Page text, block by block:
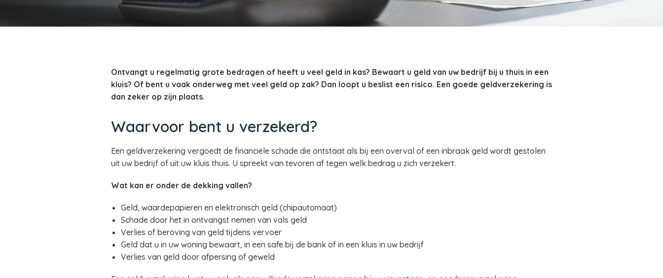
Ontvangt u regelmatig grote bedragen of heeft u veel geld in kas? Bewaart u geld van uw bedrijf bij u thuis in een
kluis? Of bent u vaak onderweg met veel geld op zak? Dan loopt u beslist een risico. Een goede geldverzekering is
dan zeker op zijn plaats.
Waarvoor bent u verzekerd?
Een geldverzekering vergoedt de financiële schade die ontstaat als bij een overval of een inbraak geld wordt gestolen
uit uw bedrijf of uit uw kluis thuis. U spreekt van tevoren af tegen welk bedrag u zich verzekert.
Wat kan er onder de dekking vallen?
Geld, waardepapieren en elektronisch geld (chipautomaat)
Schade door het in ontvangst nemen van vals geld
Verlies of beroving van geld tijdens vervoer
Geld dat u in uw woning bewaart, in een safe bij de bank of in een kluis in uw bedrijf
Verlies van geld door afpersing of geweld